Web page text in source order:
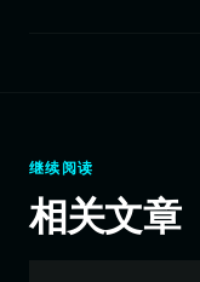
继续阅读
相关文章